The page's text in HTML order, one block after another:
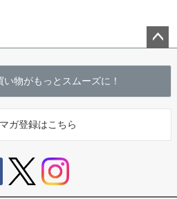
へ
物がもっとスムーズに！
ガ登録はこちら